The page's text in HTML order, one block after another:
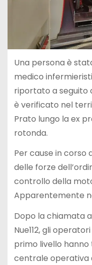
Una persona è
medico
riportato a seguito
è verificato nel
Prato lungo la ex
rotonda.
Per cause in
delle forze
controllo della
Apparentemente
Dopo la chiamata
Nue112, gli
primo livello
centrale operativa